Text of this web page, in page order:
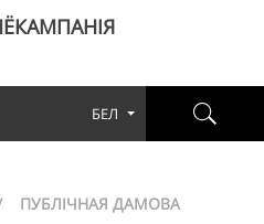
БЕЛ
ПУБЛІЧНАЯ ДАМОВА